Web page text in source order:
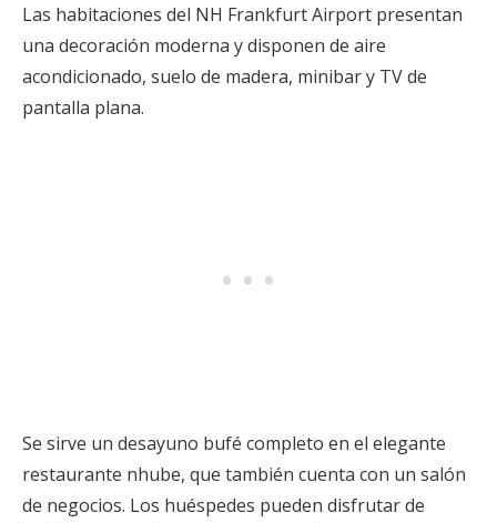
Las habitaciones del NH Frankfurt Airport presentan
una decoración moderna y disponen de aire
acondicionado, suelo de madera, minibar y TV de
pantalla plana.
Se sirve un desayuno bufé completo en el elegante
restaurante nhube, que también cuenta con un salón
de negocios. Los huéspedes pueden disfrutar de